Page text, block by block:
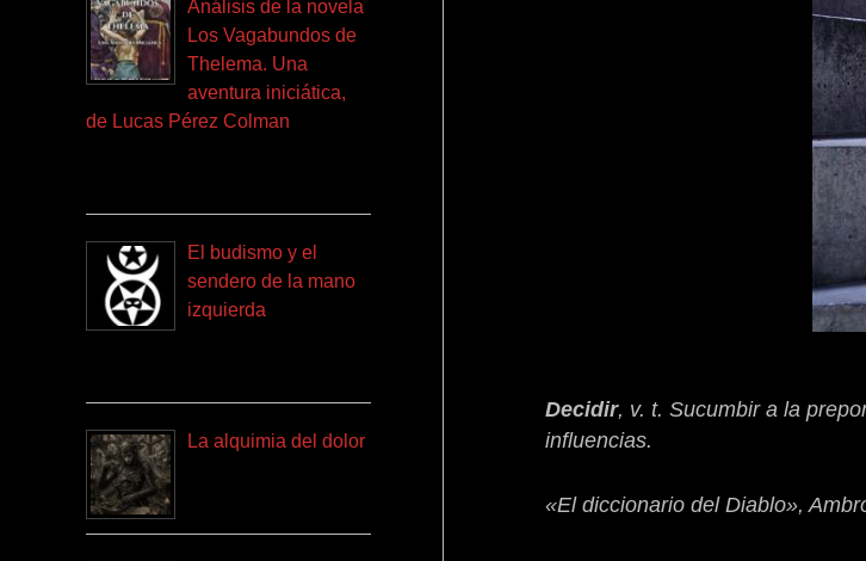
Análisis de la novela
Los Vagabundos de
Thelema. Una
aventura iniciática,
de Lucas Pérez Colman
El budismo y el
sendero de la mano
izquierda
La alquimia del dolor
Decidir, v. t. Sucumbir a la
influencias.
«El diccionario del Diablo»,